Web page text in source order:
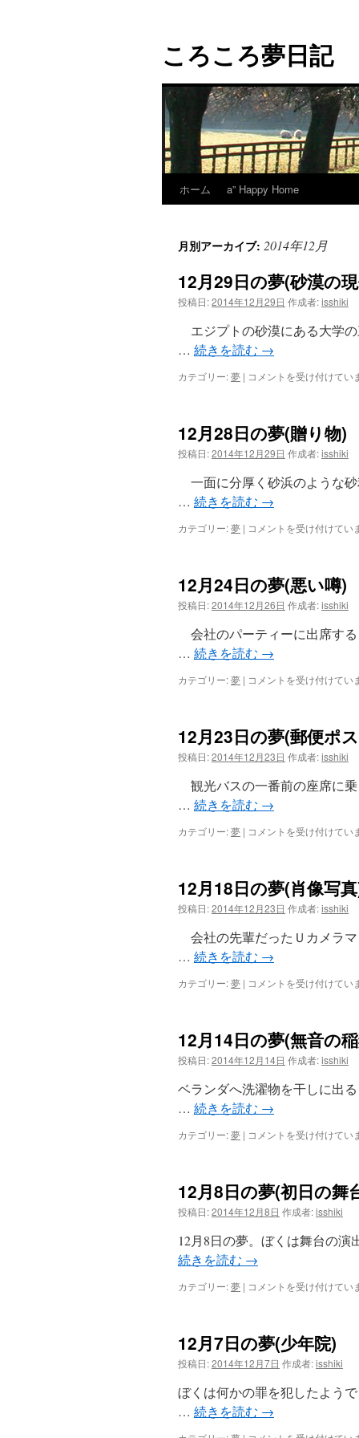
テ
ン
へ
ス
キ
ッ
プ
ころころ夢日記
ホーム a” Happy Home
月別アーカイブ: 2014年12月
12月29日の夢(砂漠の
投稿日:2014年12月29日 作成者:isshiki
エジプトの砂漠にある大学
… 続きを読む →
カテゴリー:夢 | 12
の
夢
(砂
漠
の
現
詩
は
コメントを受け付けてい
12月28日の夢(贈り物)
投稿日:2014年12月29日 作成者:isshiki
一面に分厚く砂浜のような
… 続きを読む →
カテゴリー:夢 | 12
の
夢
(贈
物)
は
コメントを受け付けてい
12月24日の夢(悪い噂)
投稿日:2014年12月26日 作成者:isshiki
会社のパーティーに出席する
… 続きを読む →
カテゴリー:夢 | 12
の
夢
(悪
い
噂)
は
コメントを受け付けてい
12月23日の夢(郵便ポ
投稿日:2014年12月23日 作成者:isshiki
観光バスの一番前の座席に
… 続きを読む →
カテゴリー:夢 | 12
の
夢
(郵
便
ポ
ス
は
コメントを受け付けてい
12月18日の夢(肖像写
投稿日:2014年12月23日 作成者:isshiki
会社の先輩だったＵカメラ
… 続きを読む →
カテゴリー:夢 | 12
の
夢
(肖
像
写
真)
コメントを受け付けてい
12月14日の夢(無音の
投稿日:2014年12月14日 作成者:isshiki
ベランダへ洗濯物を干しに出
… 続きを読む →
カテゴリー:夢 | 12
の
夢
(無
音
の
稲
は
コメントを受け付けてい
12月8日の夢(初日の舞
投稿日:2014年12月8日 作成者:isshiki
12月8日の夢。ぼくは舞台の
続きを読む →
カテゴリー:夢 | 12
の
夢
(初
日
の
舞
コメントを受け付けてい
12月7日の夢(少年院)
投稿日:2014年12月7日 作成者:isshiki
ぼくは何かの罪を犯したよう
… 続きを読む →